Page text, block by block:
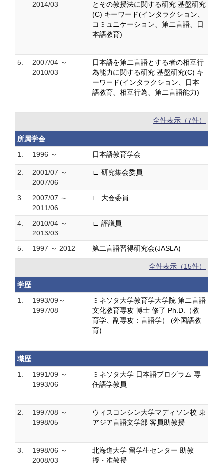
2014/03
とその教授法に関する研究 基盤研究
(C) キーワード(インタラクション、
コミュニケーション、第二言語、日
本語教育)
5.
2007/04 ～
2010/03
日本語を第二言語とする者の相互行
為能力に関する研究 基盤研究(C) キ
ーワード(インタラクション、日本
語教育、相互行為、第二言語能力)
全件表示（7件）
所属学会
1.
1996 ～ 日本語教育学会
2.
2001/07 ～
2007/06
∟ 研究集会委員
3.
2007/07 ～
2011/06
∟ 大会委員
4.
2010/04 ～
2013/03
∟ 評議員
5. 1997 ～ 2012 第二言語習得研究会(JASLA)
全件表示（15件）
学歴
1.
1993/09～
1997/08
ミネソタ大学教育学大学院 第二言語
文化教育専攻 博士 修了 Ph.D.（教
育学、副専攻：言語学） (外国語教
育)
職歴
1.
1991/09 ～
1993/06
ミネソタ大学 日本語プログラム 専
任語学教員
2.
1997/08 ～
1998/05
ウィスコンシン大学マディソン校 東
アジア言語文学部 客員助教授
3.
1998/06 ～
2008/03
北海道大学 留学生センター 助教
授・准教授